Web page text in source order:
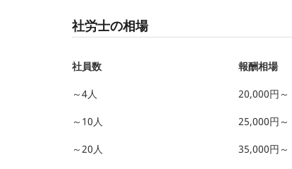
社労士の相場
社員数 報酬相場
～4人 20,000円～
～10人 25,000円～
～20人 35,000円～